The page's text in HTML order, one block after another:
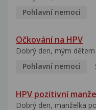
Pohlavní nemoci
Očkování na HPV
Dobrý den, mým
Pohlavní nemoci
HPV pozitivní
Dobrý den, manželka